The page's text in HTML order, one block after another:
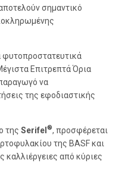
σημαντικό
φυτοπροστατευτικά
Επιτρεπτά Όρια
να
της εφοδιαστικής
της Serifel ®, προσφέρεται
της BASF και
καλλιέργειες από κύριες